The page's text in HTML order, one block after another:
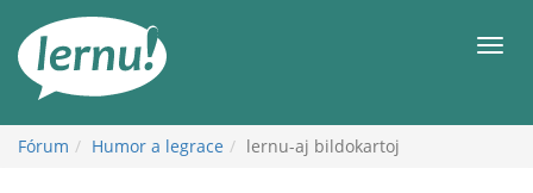
obsahu
Fórum Humor a legrace lernu-aj bildokartoj